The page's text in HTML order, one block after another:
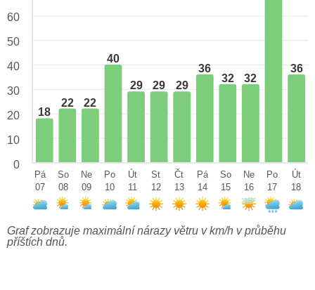
18
22 22
40
29 29 29
36
32
32
36
60
50
40
30
20
10
0
Pá
07
So
08
Ne
09
Po
10
Út
11
St
12
Čt
13
Pá
14
So
15
Ne
16
Po
17
Út
18
Graf zobrazuje maximální nárazy větru v km/h v průběhu
příštích dnů.